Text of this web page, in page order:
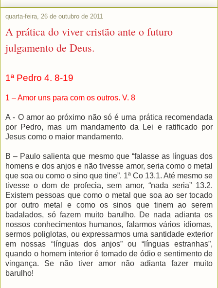
quarta-feira, 26 de outubro de 2011
A prática do viver cristão ante o futuro
julgamento de Deus.
1ª Pedro 4. 8-19
1 – Amor uns para com os outros. V. 8
A - O amor ao próximo não só é uma prática recomendada
por Pedro, mas um mandamento da Lei e ratificado por
Jesus como o maior mandamento.
B – Paulo salienta que mesmo que “falasse as línguas dos
homens e dos anjos e não tivesse amor, seria como o metal
que soa ou como o sino que tine”. 1ª Co 13.1. Até mesmo se
tivesse o dom de profecia, sem amor, “nada seria” 13.2.
Existem pessoas que como o metal que soa ao ser tocado
por outro metal e como os sinos que tinem ao serem
badalados, só fazem muito barulho. De nada adianta os
nossos conhecimentos humanos, falarmos vários idiomas,
sermos poliglotas, ou expressarmos uma santidade exterior
em nossas “línguas dos anjos” ou “línguas estranhas”,
quando o homem interior é tomado de ódio e sentimento de
vingança. Se não tiver amor não adianta fazer muito
barulho!